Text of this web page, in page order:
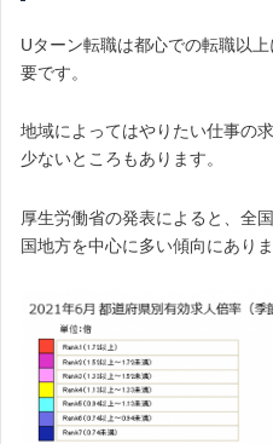
Uターン転職は都心での転職以
要です。
地域によってはやりたい仕事の
少ないところもあります。
厚生労働省の発表によると、全
国地方を中心に多い傾向にありま